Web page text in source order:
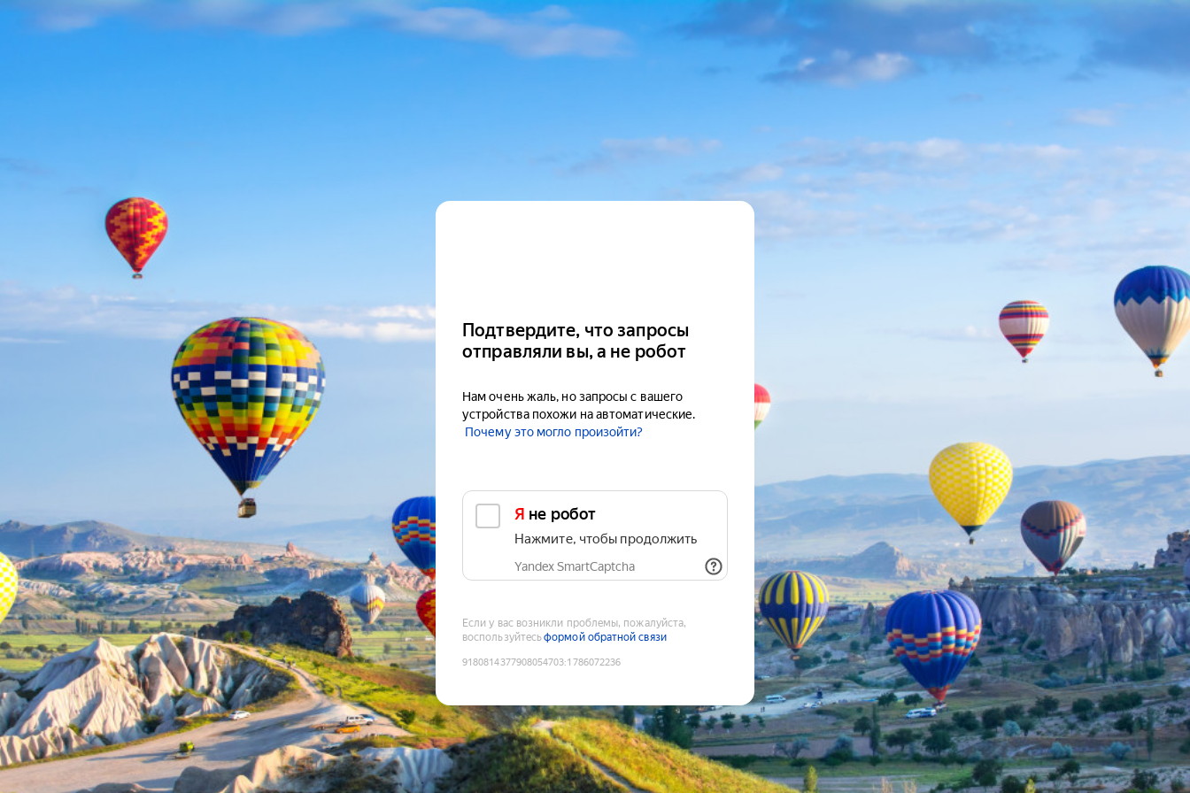
Подтвердите, что запросы
отправляли вы, а не робот
Нам очень жаль, но запросы с вашего
устройства похожи на автоматические.
Почему это могло произойти?
Я не робот
Нажмите, чтобы продолжить
Yandex SmartCaptcha
Если у вас возникли проблемы, пожалуйста,
воспользуйтесьформой обратной связи
9180814377908054703:1786072236